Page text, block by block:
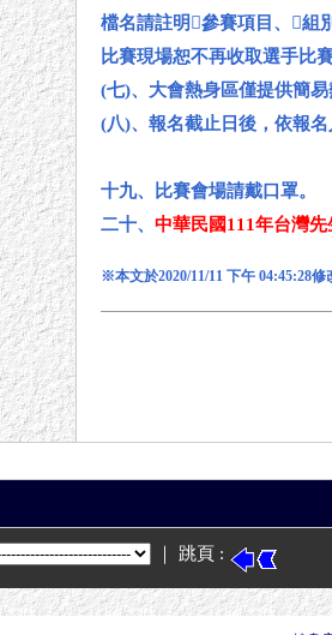
檔名請註明參賽項目、組
比賽現場恕不再收取選手比
(七)、大會熱身區僅提供簡
(八)、報名截止日後，依報
十九、比賽會場請戴口罩。
二十、中華民國111年台灣先
※本文於2020/11/11 下午 04:45:28
｜ 跳頁 :